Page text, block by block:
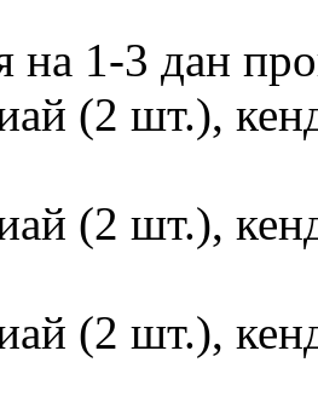
на 1-3 дан
(2 шт.),
(2 шт.),
(2 шт.),